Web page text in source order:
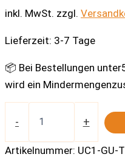
inkl. MwSt. zzgl.
Lieferzeit: 3-7 Tage
📦 Bei Bestellungen unter
wird ein
-
Tankkonsole
+
Artikelnummer: UC1-GU-